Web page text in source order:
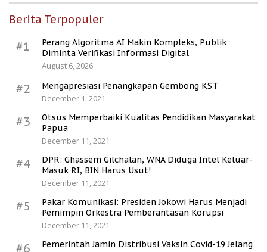
Berita Terpopuler
#1
Perang Algoritma AI Makin Kompleks, Publik
Diminta Verifikasi Informasi Digital
August 6, 2026
#2
Mengapresiasi Penangkapan Gembong KST
December 1, 2021
#3
Otsus Memperbaiki Kualitas Pendidikan Masyarakat
Papua
December 11, 2021
#4
DPR: Ghassem Gilchalan, WNA Diduga Intel Keluar-
Masuk RI, BIN Harus Usut!
December 11, 2021
#5
Pakar Komunikasi: Presiden Jokowi Harus Menjadi
Pemimpin Orkestra Pemberantasan Korupsi
December 11, 2021
#6
Pemerintah Jamin Distribusi Vaksin Covid-19 Jelang